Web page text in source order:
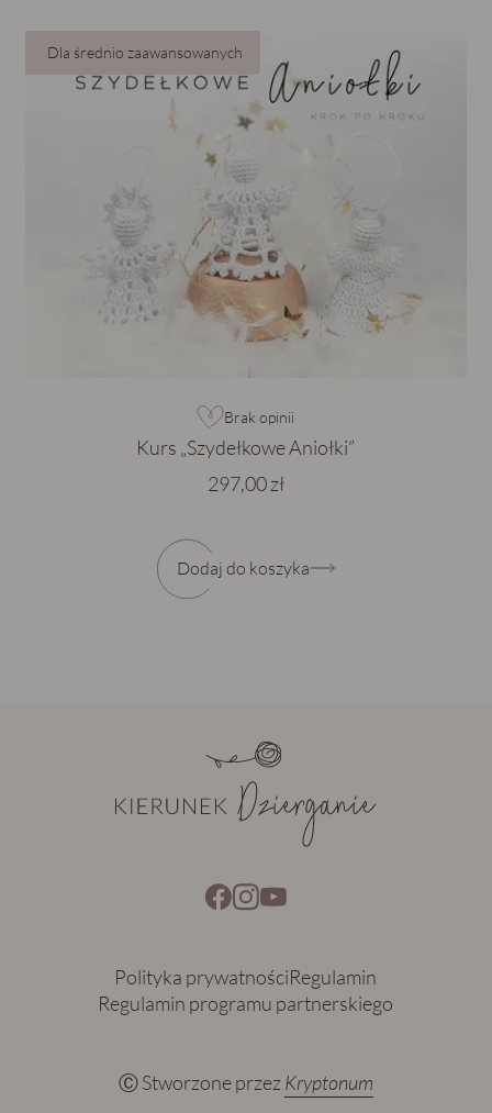
Dla średnio zaawansowanych
Brak opinii
Kurs „Szydełkowe Aniołki”
297,00 zł
Dodaj do koszyka
Ⓒ Stworzone przezKryptonum
Polityka prywatnościRegulamin
Regulamin programu partnerskiego